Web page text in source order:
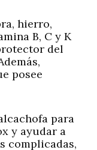
hierro,
B, C y K
del
posee
para
y ayudar a
complicadas,